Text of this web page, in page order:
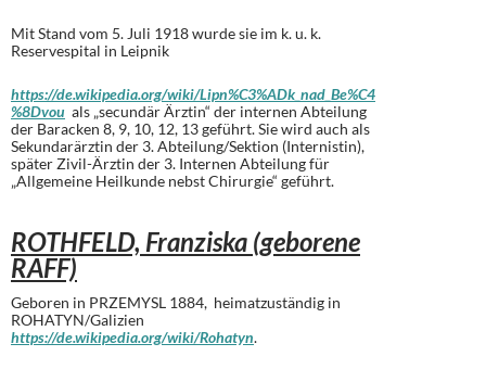
Mit Stand vom 5. Juli 1918 wurde sie im k. u. k.
Reservespital in Leipnik
https://de.wikipedia.org/wiki/Lipn%C3%ADk_nad_Be%C4
%8Dvou als „secundär Ärztin“ der internen Abteilung
der Baracken 8, 9, 10, 12, 13 geführt. Sie wird auch als
Sekundarärztin der 3. Abteilung/Sektion (Internistin),
später Zivil-Ärztin der 3. Internen Abteilung für
„Allgemeine Heilkunde nebst Chirurgie“ geführt.
ROTHFELD, Franziska (geborene
RAFF)
Geboren in PRZEMYSL 1884, heimatzuständig in
ROHATYN/Galizien
https://de.wikipedia.org/wiki/Rohatyn.